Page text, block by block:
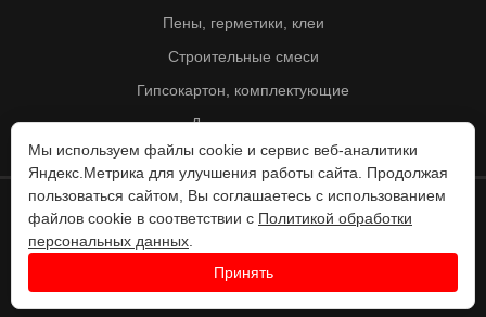
Пены, герметики, клеи
Строительные смеси
Гипсокартон, комплектующие
Другие товары
© Колорит 1995 - 2026
Разработка веб-сайта -
Мы используем файлы cookie и сервис веб-аналитики
Яндекс.Метрика для улучшения работы сайта. Продолжая
пользоваться сайтом, Вы соглашаетесь с использованием
файлов cookie в соответствии с Политикой обработки
персональных данных
Принять